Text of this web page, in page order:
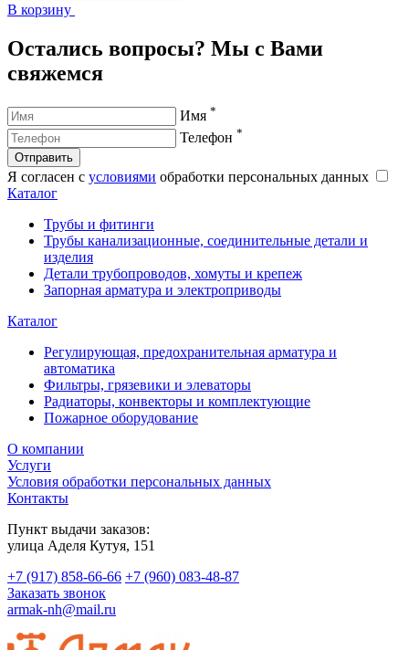
В корзину
Остались вопросы? Мы с Вами
свяжемся
Имя *
Телефон *
Отправить
Я согласен с условиями обработки персональных данных
Каталог
Трубы и фитинги
Трубы канализационные, соединительные детали и
изделия
Детали трубопроводов, хомуты и крепеж
Запорная арматура и электроприводы
Каталог
Регулирующая, предохранительная арматура и
автоматика
Фильтры, грязевики и элеваторы
Радиаторы, конвекторы и комплектующие
Пожарное оборудование
О компании
Услуги
Условия обработки персональных данных
Контакты
Пункт выдачи заказов:
​улица Аделя Кутуя, 151
+7 (917) 858-66-66 +7 (960) 083-48-87
Заказать звонок
armak-nh@mail.ru